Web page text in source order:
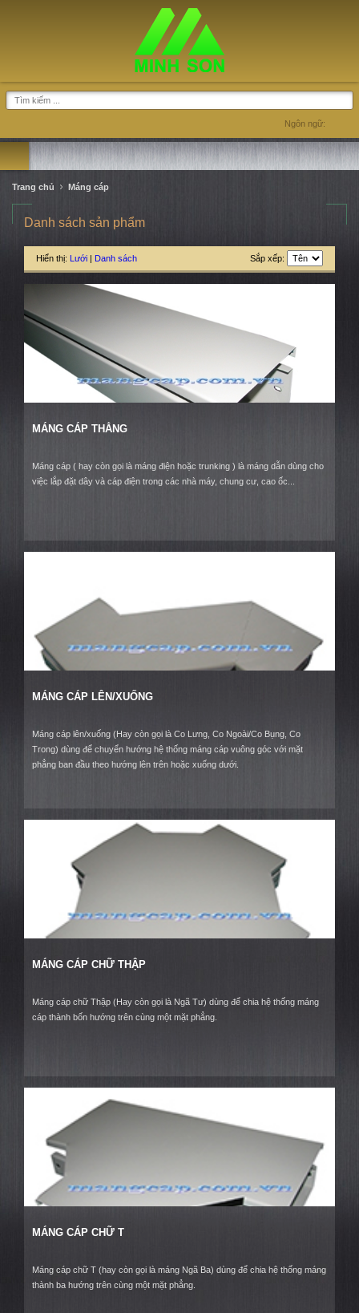
Ngôn ngữ:
Trang chủ Máng cáp
Danh sách sản phẩm
Hiển thị: Lưới | Danh sách Sắp xếp:
MÁNG CÁP THẲNG
Máng cáp ( hay còn gọi là máng điện hoặc trunking ) là máng dẫn dùng cho
việc lắp đặt dây và cáp điện trong các nhà máy, chung cư, cao ốc...
MÁNG CÁP LÊN/XUỐNG
Máng cáp lên/xuống (Hay còn gọi là Co Lưng, Co Ngoài/Co Bụng, Co
Trong) dùng để chuyển hướng hệ thống máng cáp vuông góc với mặt
phẳng ban đầu theo hướng lên trên hoặc xuống dưới.
MÁNG CÁP CHỮ THẬP
Máng cáp chữ Thập (Hay còn gọi là Ngã Tư) dùng để chia hệ thống máng
cáp thành bốn hướng trên cùng một mặt phẳng.
MÁNG CÁP CHỮ T
Máng cáp chữ T (hay còn gọi là máng Ngã Ba) dùng để chia hệ thống máng
thành ba hướng trên cùng một mặt phẳng.